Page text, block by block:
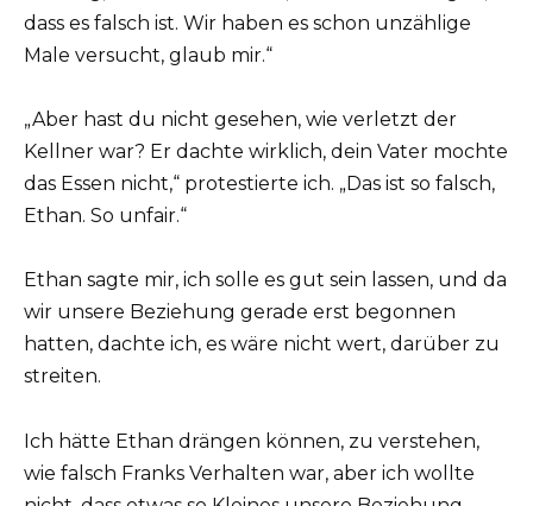
dass es falsch ist. Wir haben es schon unzählige
Male versucht, glaub mir.“
„Aber hast du nicht gesehen, wie verletzt der
Kellner war? Er dachte wirklich, dein Vater mochte
das Essen nicht,“ protestierte ich. „Das ist so falsch,
Ethan. So unfair.“
Ethan sagte mir, ich solle es gut sein lassen, und da
wir unsere Beziehung gerade erst begonnen
hatten, dachte ich, es wäre nicht wert, darüber zu
streiten.
Ich hätte Ethan drängen können, zu verstehen,
wie falsch Franks Verhalten war, aber ich wollte